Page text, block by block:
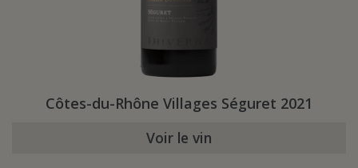
Côtes-du-Rhône Villages Séguret 2021
Voir le vin